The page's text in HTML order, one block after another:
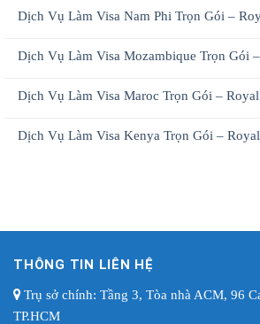
Dịch Vụ Làm Visa Nam Phi Trọn Gói –
Dịch Vụ Làm Visa Mozambique Trọn Gói
Dịch Vụ Làm Visa Maroc Trọn Gói –
Dịch Vụ Làm Visa Kenya Trọn Gói –
THÔNG TIN LIÊN HỆ
Trụ sở chính: Tầng 3, Tòa nhà ACM, 96
TP.HCM